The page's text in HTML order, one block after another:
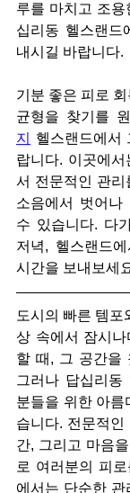
루를 마치고 조
십리동 헬스랜드
내시길 바랍니다.
기분 좋은 피로
균형을 찾기를
지
헬스랜드에서
랍니다. 이곳에
서 전문적인 관리
소음에서 벗어나
수 있습니다. 다
저녁, 헬스랜드
시간을 보내보세
도시의 빠른 템포
상 속에서 잠시
할 때, 그 공간을
그러나 답십리동
분들을 위한 아름
습니다. 전문적
간, 그리고 마음
로 여러분의 피
에서는 단순한 관